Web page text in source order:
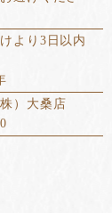
より3日以内
）大桑店